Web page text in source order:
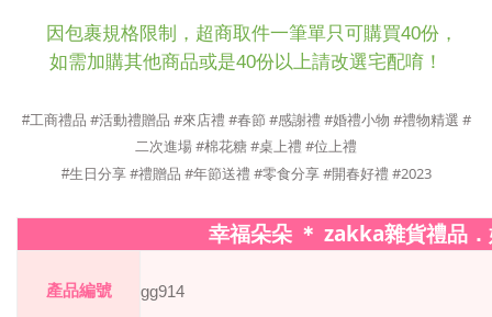
因包裹規格限制，超商取件一筆單只可購買40份，
如需加購其他商品或是40份以上請改選宅配唷！
#工商禮品 #活動禮贈品 #來店禮 #春節 #感謝禮 #婚禮小物 #禮物精選 #
二次進場 #棉花糖 #桌上禮 #位上禮
#生日分享#禮贈品 #年節送禮 #零食分享#開春好禮 #2023
幸福朵朵 ＊ zakka雜貨禮品
產品編號 gg914